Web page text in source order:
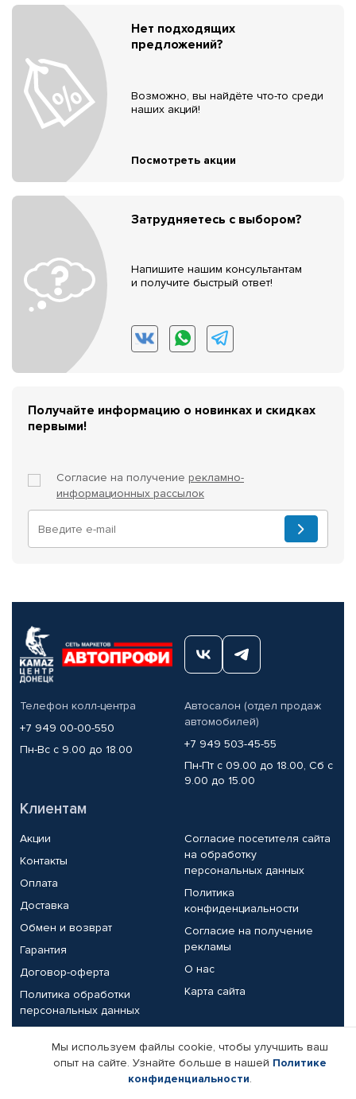
Нет подходящих
предложений?
Возможно, вы найдёте что-то среди
наших акций!
Посмотреть акции
Затрудняетесь с выбором?
Напишите нашим консультантам
и получите быстрый ответ!
Получайте информацию о новинках и скидках
первыми!
Согласие на получение рекламно-
информационных рассылок
Телефон колл-центра
+7 949 00-00-550
Пн-Вс с 9.00 до 18.00
Автосалон (отдел продаж
автомобилей)
+7 949 503-45-55
Пн-Пт с 09.00 до 18.00, Сб с
9.00 до 15.00
Клиентам
Акции
Контакты
Оплата
Доставка
Обмен и возврат
Гарантия
Договор-оферта
Политика обработки
персональных данных
Согласие посетителя сайта
на обработку
персональных данных
Политика
конфиденциальности
Согласие на получение
рекламы
О нас
Карта сайта
Партнерам
Корпоративным клиентам
Реквизиты компании
Мы используем файлы cookie, чтобы улучшить ваш
опыт на сайте. Узнайте больше в нашей Политике
конфиденциальности.